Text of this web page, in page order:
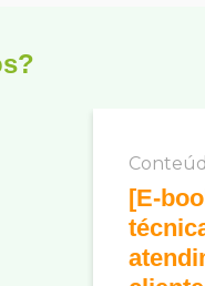
[E-